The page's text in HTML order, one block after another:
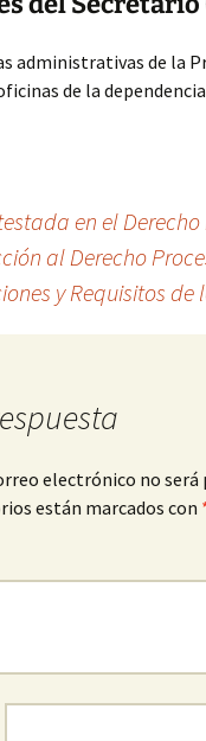
administrativas de la
de la
en el
al Derecho
y Requisitos de
electrónico no será
están marcados con